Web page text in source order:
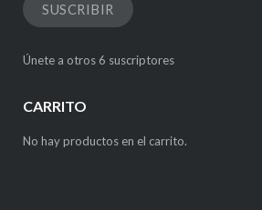
correo
electrónico
SUSCRIBIR
Únete a otros 6 suscriptores
CARRITO
No hay productos en el carrito.